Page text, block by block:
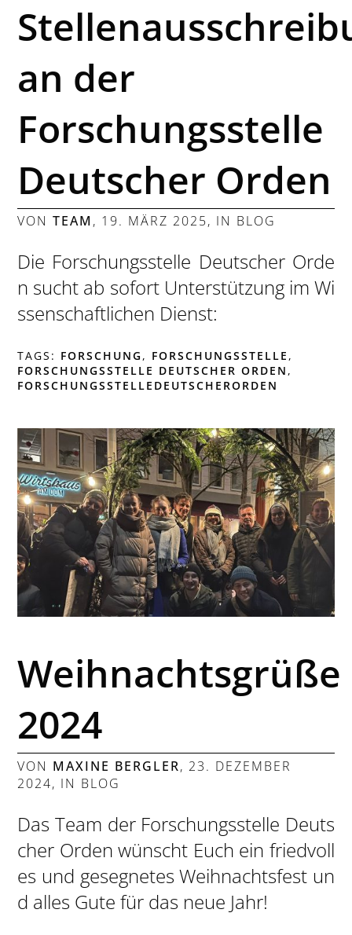
an der
Forschungsstelle
Deutscher Orden
VONTEAM , 19. MÄRZ 2025, IN BLOG
Die Forschungsstelle Deutscher Orde
n sucht ab sofort Unterstützung im Wi
ssenschaftlichen Dienst:
TAGS: FORSCHUNG , FORSCHUNGSSTELLE ,
FORSCHUNGSSTELLE DEUTSCHER ORDEN ,
FORSCHUNGSSTELLEDEUTSCHERORDEN
Weihnachtsgrüße
2024
VON MAXINE BERGLER, 23. DEZEMBER
2024, IN BLOG
Das Team der Forschungsstelle Deuts
cher Orden wünscht Euch ein friedvoll
es und gesegnetes Weihnachtsfest un
d alles Gute für das neue Jahr!